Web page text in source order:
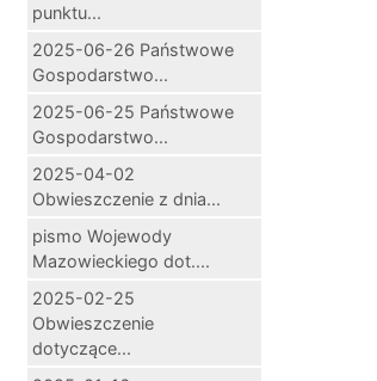
punktu...
2025-06-26 Państwowe
Gospodarstwo...
2025-06-25 Państwowe
Gospodarstwo...
2025-04-02
Obwieszczenie z dnia...
pismo Wojewody
Mazowieckiego dot....
2025-02-25
Obwieszczenie
dotyczące...